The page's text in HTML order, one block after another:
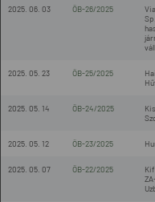
2025. 06. 03 ÖB-26/2025
2025. 05. 23 ÖB-25/2025
2025. 05. 14 ÖB-24/2025
2025. 05. 12 ÖB-23/2025
2025. 05. 07 ÖB-22/2025